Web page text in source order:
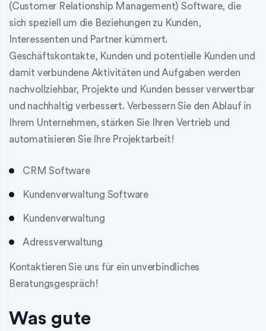
(Customer Relationship Management) Software, die
sich speziell um die Beziehungen zu Kunden,
Interessenten und Partner kümmert.
Geschäftskontakte, Kunden und potentielle Kunden und
damit verbundene Aktivitäten und Aufgaben werden
nachvollziehbar, Projekte und Kunden besser verwertbar
und nachhaltig verbessert. Verbessern Sie den Ablauf in
Ihrem Unternehmen, stärken Sie Ihren Vertrieb und
automatisieren Sie Ihre Projektarbeit!
CRM Software
Kundenverwaltung Software
Kundenverwaltung
Adressverwaltung
Kontaktieren Sie uns für ein unverbindliches
Beratungsgespräch!
Was gute